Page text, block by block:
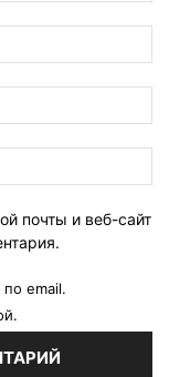
почты и веб-сайт
email.